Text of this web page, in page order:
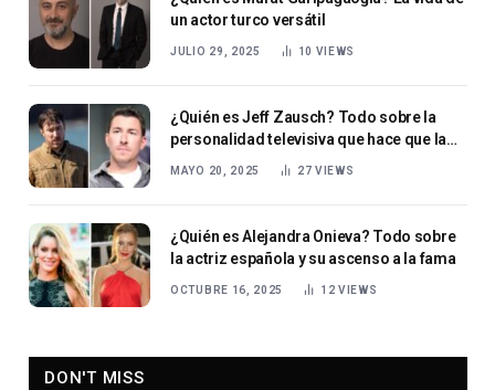
un actor turco versátil
JULIO 29, 2025 10 VIEWS
¿Quién es Jeff Zausch? Todo sobre la
personalidad televisiva que hace que la
supervivencia parezca fácil
MAYO 20, 2025 27 VIEWS
¿Quién es Alejandra Onieva? Todo sobre
la actriz española y su ascenso a la fama
OCTUBRE 16, 2025 12VIEWS
DON'T MISS